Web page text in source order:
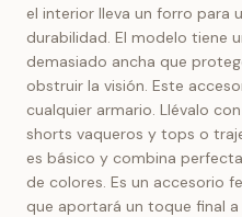
el interior lleva un forro para
durabilidad. El modelo tiene
demasiado ancha que
obstruir la visión. Este
cualquier armario. Llévalo
shorts vaqueros y tops o
es básico y combina
de colores. Es un accesorio
que aportará un toque final